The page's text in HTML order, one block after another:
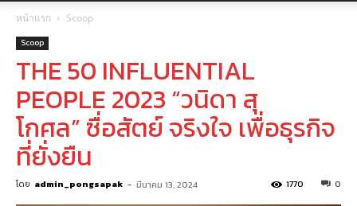
หน้าแรก Scoop
Scoop
THE 50 INFLUENTIAL
PEOPLE 2023 “วนิดา สุ
โกศล” ซื่อสัตย์ จริงใจ เพื่อธุรกิจ
ที่ยั่งยืน
โดย admin_pongsapak - มีนาคม 13, 2024 0
1770